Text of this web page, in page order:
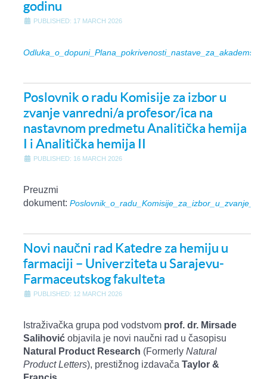
godinu
PUBLISHED: 17 MARCH 2026
Poslovnik o radu Komisije za izbor u
zvanje vanredni/a profesor/ica na
nastavnom predmetu Analitička hemija
I i Analitička hemija II
PUBLISHED: 16 MARCH 2026
Preuzmi
dokument:
Novi naučni rad Katedre za hemiju u
farmaciji – Univerziteta u Sarajevu-
Farmaceutskog fakulteta
PUBLISHED: 12 MARCH 2026
Istraživačka grupa pod vodstvom prof. dr. Mirsade
Salihović objavila je novi naučni rad u časopisu
Natural Product Research (Formerly Natural
Product Letters), prestižnog izdavača Taylor &